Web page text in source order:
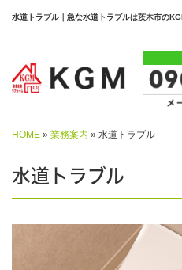
水道トラブル｜急な水道トラブルは茨木市の
HOME » 業務案内 » 水道トラブル
水道トラブル